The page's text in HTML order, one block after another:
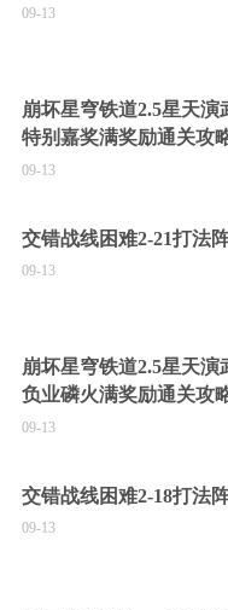
09-13
崩坏星穹铁道2.5星天演
特别嘉奖满奖励通关攻
09-13
交错战线困难2-21打法
09-13
崩坏星穹铁道2.5星天演
负业磷火满奖励通关攻
09-13
交错战线困难2-18打法
09-13